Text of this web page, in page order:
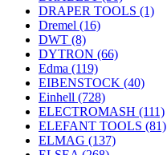
DRAPER TOOLS (1)
Dremel (16)
DWT (8)
DYTRON (66)
Edma (119)
EIBENSTOCK (40)
Einhell (728)
ELECTROMASH (111)
ELEFANT TOOLS (81)
ELMAG (137)